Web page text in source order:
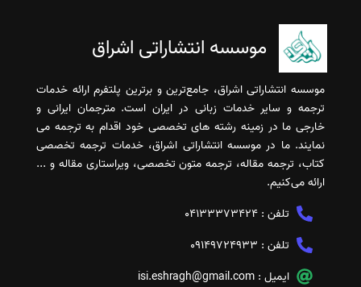
موسسه انتشاراتی اشراق
موسسه انتشاراتی اشراق، جامع‌ترین و برترین پلتفرم ارائه خدمات
ترجمه و سایر خدمات زبانی در ایران است. مترجمان ایرانی و
خارجی ما در زمینه رشته های تخصصی خود اقدام به ترجمه می
نمایند. ما در موسسه انتشاراتی اشراق، خدمات ترجمه تخصصی
کتاب، ترجمه مقاله، ترجمه متون تخصصی، ویراستاری مقاله و ...
ارائه می‌کنیم.
تلفن : 04133373424
تلفن : 09149724933
ایمیل : isi.eshragh@gmail.com